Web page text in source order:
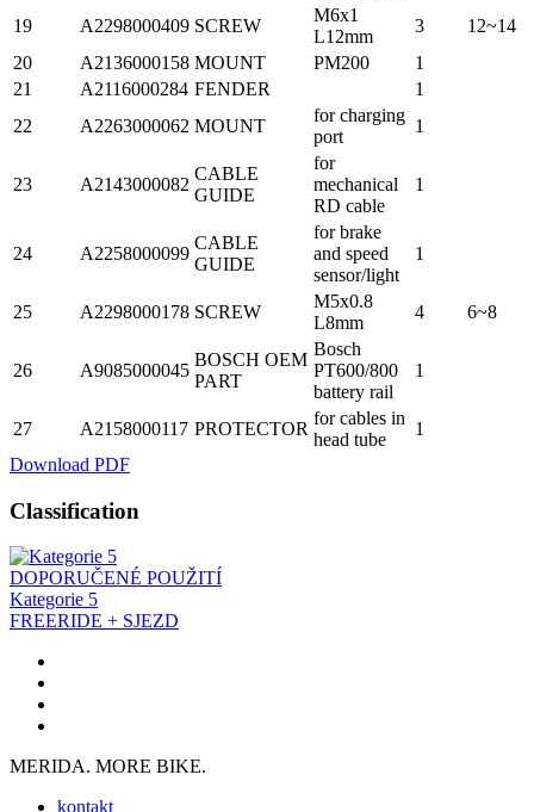
19 A2298000409 SCREW
M6x1
L12mm
3
12~14
20
A2136000158 MOUNT PM200
1
21
A2116000284 FENDER
1
22
A2263000062 MOUNT
for charging
port
1
23 A2143000082
CABLE
GUIDE
for
mechanical
RD cable
1
24 A2258000099
CABLE
GUIDE
for brake
and speed
sensor/light
1
25 A2298000178 SCREW
M5x0.8
L8mm
4 6~8
26 A9085000045
BOSCH OEM
PART
Bosch
PT600/800
battery rail
1
27 A2158000117 PROTECTOR
for cables in
head tube
1
Download PDF
Classification
DOPORUČENÉ POUŽITÍ
Kategorie 5
FREERIDE + SJEZD
MERIDA. MORE BIKE.
kontakt